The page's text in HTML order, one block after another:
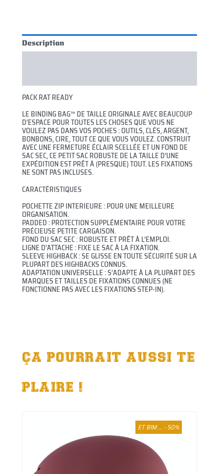
Description
PACK RAT READY
LE BINDING BAG™ DE TAILLE ORIGINALE AVEC BEAUCOUP
D’ESPACE POUR TOUTES LES CHOSES QUE VOUS NE
VOULEZ PAS DANS VOS POCHES : OUTILS, CLÉS, ARGENT,
BONBONS, CIRE, TOUT CE QUE VOUS VOULEZ. CONSTRUIT
AVEC UNE FERMETURE ÉCLAIR SCELLÉE ET UN FOND DE
SAC SEC, CE PETIT SAC ROBUSTE DE LA TAILLE D’UNE
EXPÉDITION EST PRÊT À (PRESQUE) TOUT. LES FIXATIONS
NE SONT PAS INCLUSES.
CARACTÉRISTIQUES
POCHETTE ZIP INTERIEURE : POUR UNE MEILLEURE
ORGANISATION.
PADDED : PROTECTION SUPPLÉMENTAIRE POUR VOTRE
PRÉCIEUSE PETITE CARGAISON.
FOND DU SAC SEC : ROBUSTE ET PRÊT À L’EMPLOI.
LIGNE D’ATTACHE : FIXE LE SAC À LA FIXATION.
SLEEVE HIGHBACK : SE GLISSE EN TOUTE SÉCURITÉ SUR LA
PLUPART DES HIGHBACKS CONNUS.
ADAPTATION UNIVERSELLE : S’ADAPTE À LA PLUPART DES
MARQUES ET TAILLES DE FIXATIONS CONNUES (NE
FONCTIONNE PAS AVEC LES FIXATIONS STEP-IN).
ÇA POURRAIT AUSSI TE
PLAIRE !
ET BIM ... - 50%